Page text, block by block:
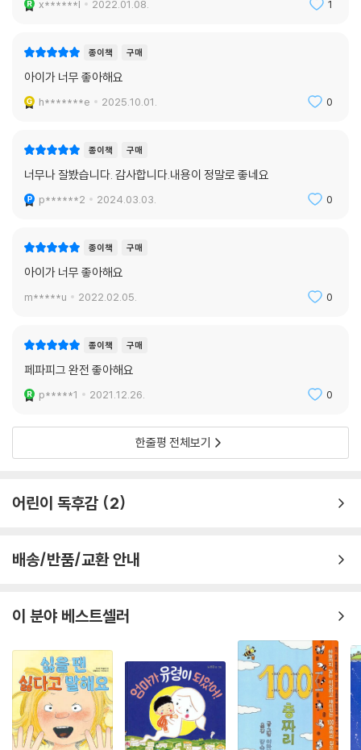
x******l 2022.01.08. 1
종이책 구매
아이가 너무 좋아해요
h*******e 2025.10.01. 0
종이책 구매
너무나 잘봤습니다. 감사합니다.내용이 정말로 좋네요
p******2 2024.03.03. 0
종이책 구매
아이가 너무 좋아해요
m*****u 2022.02.05. 0
종이책 구매
페파피그 완전 좋아해요
p*****1 2021.12.26. 0
한줄평 전체보기
어린이 독후감 2
배송/반품/교환 안내
이 분야 베스트셀러